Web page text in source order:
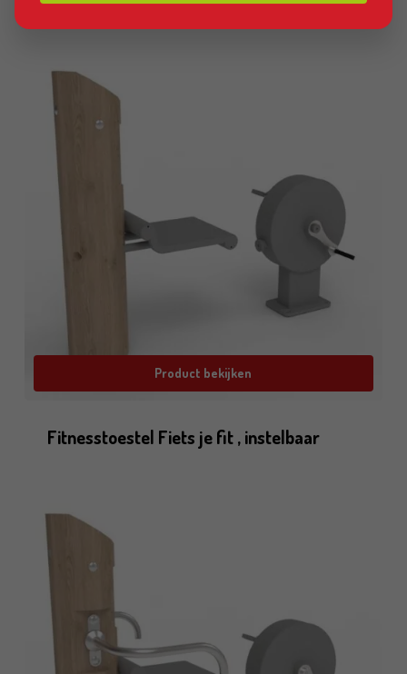
Product bekijken
Fitnesstoestel Fiets je fit , instelbaar